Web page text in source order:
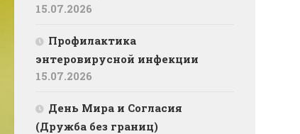
15.07.2026
Профилактика
энтеровирусной инфекции
15.07.2026
День Мира и Согласия
(Дружба без границ)